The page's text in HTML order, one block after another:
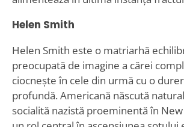
Helen Smith
Helen Smith este o matriarhă
preocupată de imagine a cărei
ciocnește în cele din urmă cu o
profundă. Americană născută
socialită nazistă proeminentă în New